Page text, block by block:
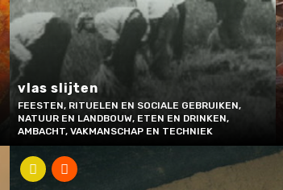
vlas slijten
FEESTEN, RITUELEN EN SOCIALE GEBRUIKEN,
NATUUR EN LANDBOUW, ETEN EN DRINKEN,
AMBACHT, VAKMANSCHAP EN TECHNIEK